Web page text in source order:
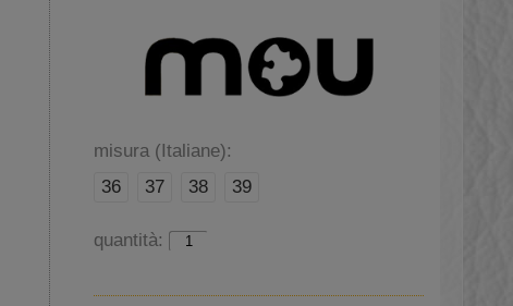
misura (Italiane):
36
37 38 39
quantità: